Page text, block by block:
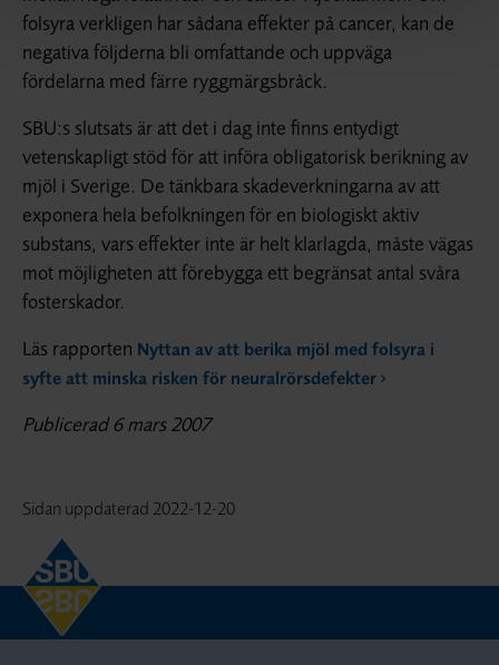
folsyra verkligen har sådana effekter på cancer, kan de
negativa följderna bli omfattande och uppväga
fördelarna med färre ryggmärgsbråck.
SBU:s slutsats är att det i dag inte finns entydigt
vetenskapligt stöd för att införa obligatorisk berikning av
mjöl i Sverige. De tänkbara skadeverkningarna av att
exponera hela befolkningen för en biologiskt aktiv
substans, vars effekter inte är helt klarlagda, måste vägas
mot möjligheten att förebygga ett begränsat antal svåra
fosterskador.
Läs rapporten Nyttan av att berika mjöl med folsyra i
syfte att minska risken för neuralrörsdefekter
Publicerad 6 mars 2007
Sidan uppdaterad 2022-12-20